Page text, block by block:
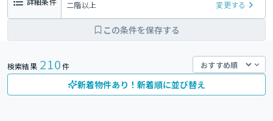
二階以上 変更する
この条件を保存する
検索結果 210件
新着物件あり！新着順に並び替え